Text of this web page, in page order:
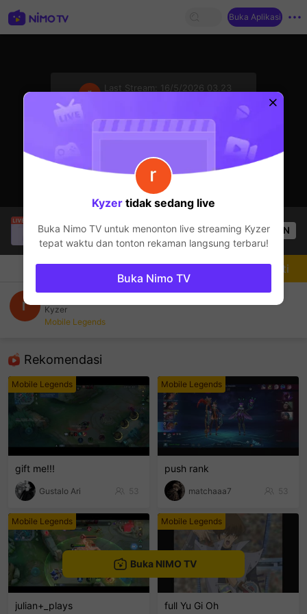
Buka Aplikasi
Last Stream:
16/5/2026 03.23
Julie Ann Gallardo
sedang siaran langsung!
Mobile Legends
52 Penonton OPEN
Chat Streamer
Kyzer
Mobile Legends
Rekomendasi
Mobile Legends
gift me!!!
Gustalo Ari 53
Mobile Legends
push rank
matchaaa7 53
Mobile Legends
julian+_plays
Mobile Legends
full Yu Gi Oh
Mengikuti
Buka NIMO TV
Kyzer tidak sedang live
Buka Nimo TV untuk menonton live streaming Kyzer
tepat waktu dan tonton rekaman langsung terbaru!
Buka Nimo TV
sentinelEnd